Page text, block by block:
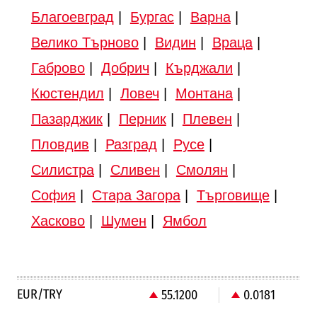
Благоевград Бургас| Варна|
Велико Търново| Видин Враца|
Габрово| Добрич Кърджали
Кюстендил
Ловеч Монтана|
Пазарджик| Перник| Плевен
Пловдив
Разград Русе|
Силистра| Сливен Смолян
София
Стара Загора| Търговище|
Хасково| Шумен Ямбол
EUR/TRY 55.1200
0.0181